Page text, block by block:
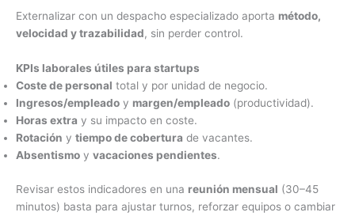
Externalizar con un despacho especializado aporta método,
velocidad y trazabilidad, sin perder control.
KPIs laborales útiles para startups
Coste de personal total y por unidad de negocio.
Ingresos/empleado y margen/empleado (productividad).
Horas extra y su impacto en coste.
Rotación y tiempo de cobertura de vacantes.
Absentismo y vacaciones pendientes.
Revisar estos indicadores en una reunión mensual (30–45
minutos) basta para ajustar turnos, reforzar equipos o cambiar